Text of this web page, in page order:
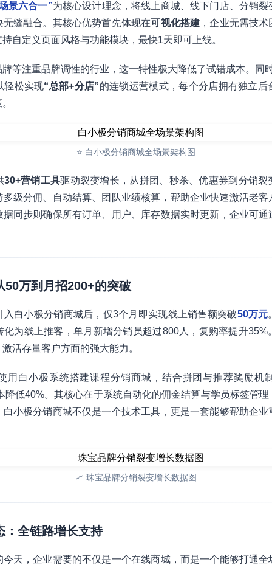
景六合一”为核心设计理念，将线上商城、线下门店、分销
缝融合。其核心优势首先体现在可视化搭建 ，企业无需技
自定义页面风格与功能模块，最快1天即可上线。
等注重品牌调性的行业，这一特性极大降低了试错成本。同
轻松实现“总部+分店”的连锁运营模式，每个分店拥有独立后
⭐ 白小极分销商城全场景架构图
30+营销工具驱动裂变增长，从拼团、秒杀、优惠券到分销裂
级分佣、自动结算、团队业绩核算，帮助企业快速激活老客
同步则确保所有订单、用户、库存数据实时更新，企业可
50万到月招200+的突破
白小极分销商城后，仅3个月即实现线上销售额突破50万元
化为线上推客，单月新增分销员超过800人，复购率提升35%
活存量客户方面的强大能力。
用白小极系统搭建课程分销商城，结合拼团与推荐奖励机
降低40%。其核心在于系统自动化的佣金结算与学员标签管
小极分销商城不仅是一个技术工具，更是一套能够帮助企
📈 珠宝品牌分销裂变增长数据图
：全链路增长支持
天，企业需要的不仅是一个在线商城，而是一个能够打通